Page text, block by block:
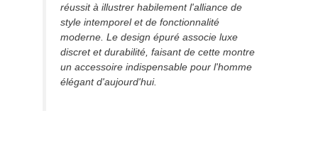
réussit à illustrer habilement l'alliance de
style intemporel et de fonctionnalité
moderne. Le design épuré associe luxe
discret et durabilité, faisant de cette montre
un accessoire indispensable pour l'homme
élégant d'aujourd'hui.